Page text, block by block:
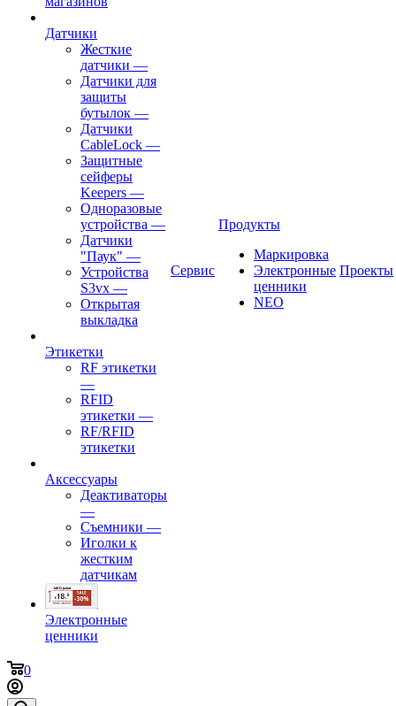
Датчики
Жесткие
датчики —
Датчики для
защиты
бутылок —
Датчики
CableLock —
Защитные
сейферы
Keepers —
Одноразовые
устройства —
Датчики
"Паук" —
Устройства
S3vx —
Открытая
выкладка
Этикетки
RF этикетки
—
RFID
этикетки —
RF/RFID
этикетки
Аксессуары
Деактиваторы
—
Съемники —
Иголки к
жестким
датчикам
Электронные
ценники
Сервис
Продукты
Маркировка
Электронные
ценники
NEO
Проекты
0